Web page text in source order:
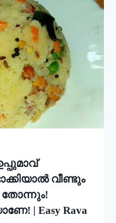
വീണ്ടും
തോന്നും!
| Easy Rava